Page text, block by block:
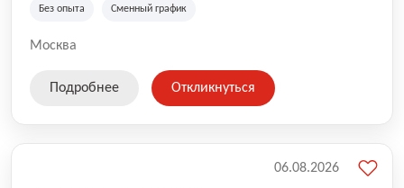
Без опыта Сменный график
Москва
Подробнее Откликнуться
06.08.2026